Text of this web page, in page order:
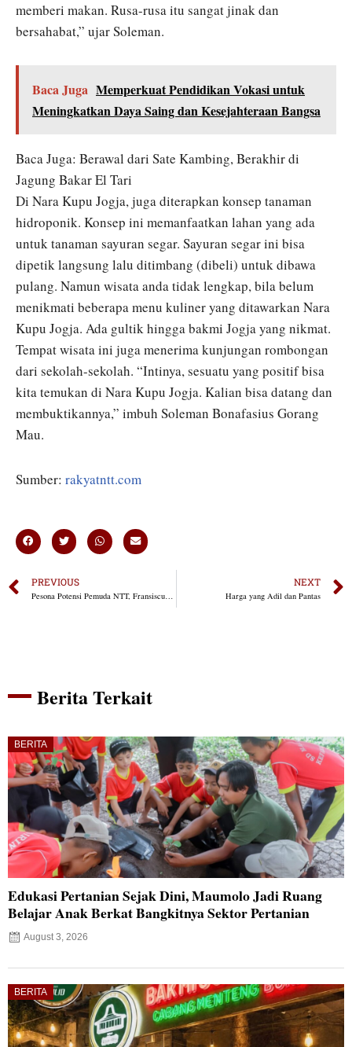
memberi makan. Rusa-rusa itu sangat jinak dan
bersahabat,” ujar Soleman.
Baca Juga Memperkuat Pendidikan Vokasi untuk
Meningkatkan Daya Saing dan Kesejahteraan Bangsa
Baca Juga: Berawal dari Sate Kambing, Berakhir di
Jagung Bakar El Tari
Di Nara Kupu Jogja, juga diterapkan konsep tanaman
hidroponik. Konsep ini memanfaatkan lahan yang ada
untuk tanaman sayuran segar. Sayuran segar ini bisa
dipetik langsung lalu ditimbang (dibeli) untuk dibawa
pulang. Namun wisata anda tidak lengkap, bila belum
menikmati beberapa menu kuliner yang ditawarkan Nara
Kupu Jogja. Ada gultik hingga bakmi Jogja yang nikmat.
Tempat wisata ini juga menerima kunjungan rombongan
dari sekolah-sekolah. “Intinya, sesuatu yang positif bisa
kita temukan di Nara Kupu Jogja. Kalian bisa datang dan
membuktikannya,” imbuh Soleman Bonafasius Gorang
Mau.
Sumber: rakyatntt.com
PREVIOUS
Pesona Potensi Pemuda NTT, Fransiscus Go: Pemerintah Harus Dorong Agar Lebih Kreatif
NEXT
Harga yang Adil dan Pantas
Berita Terkait
BERITA
Edukasi Pertanian Sejak Dini, Maumolo Jadi Ruang
Belajar Anak Berkat Bangkitnya Sektor Pertanian
August 3, 2026
BERITA